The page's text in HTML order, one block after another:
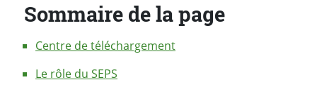
Sommaire de la page
Centre de téléchargement
Le rôle du SEPS